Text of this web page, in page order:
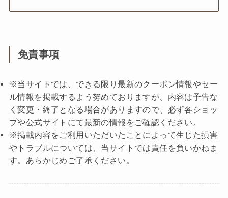
免責事項
※当サイトでは、できる限り最新のクーポン情報やセー
ル情報を掲載するよう努めておりますが、内容は予告な
く変更・終了となる場合がありますので、必ず各ショッ
プや公式サイトにて最新の情報をご確認ください。
※掲載内容をご利用いただいたことによって生じた損害
やトラブルについては、当サイトでは責任を負いかねま
す。あらかじめご了承ください。